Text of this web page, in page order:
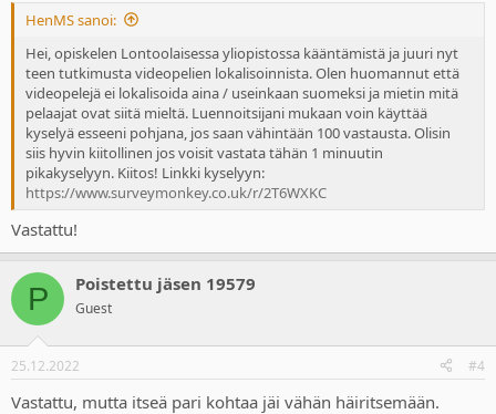
HenMS sanoi:
Hei, opiskelen Lontoolaisessa yliopistossa kääntämistä ja juuri nyt
teen tutkimusta videopelien lokalisoinnista. Olen huomannut että
videopelejä ei lokalisoida aina / useinkaan suomeksi ja mietin mitä
pelaajat ovat siitä mieltä. Luennoitsijani mukaan voin käyttää
kyselyä esseeni pohjana, jos saan vähintään 100 vastausta. Olisin
siis hyvin kiitollinen jos voisit vastata tähän 1 minuutin
pikakyselyyn. Kiitos! Linkki kyselyyn:
https://www.surveymonkey.co.uk/r/2T6WXKC
Vastattu!
P Poistettu jäsen 19579
Guest
25.12.2022 #4
Vastattu, mutta itseä pari kohtaa jäi vähän häiritsemään.